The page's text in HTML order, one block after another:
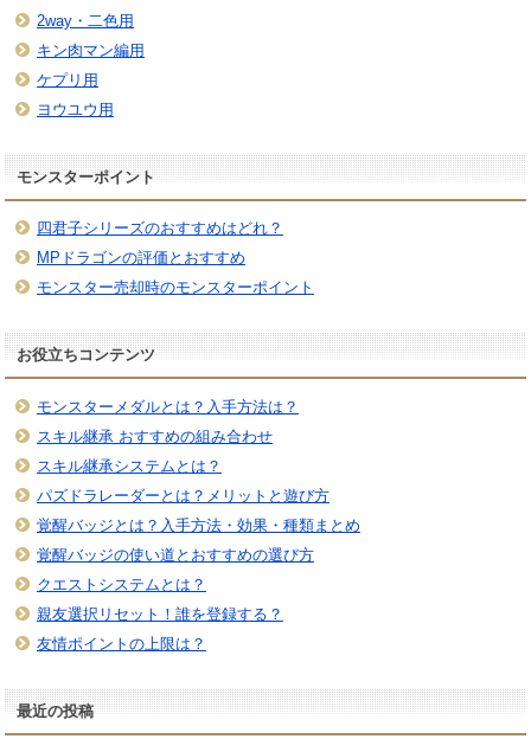
2way・二色用
キン肉マン編用
ケプリ用
ヨウユウ用
モンスターポイント
四君子シリーズのおすすめはどれ？
MPドラゴンの評価とおすすめ
モンスター売却時のモンスターポイント
お役立ちコンテンツ
モンスターメダルとは？入手方法は？
スキル継承 おすすめの組み合わせ
スキル継承システムとは？
パズドラレーダーとは？メリットと遊び方
覚醒バッジとは？入手方法・効果・種類まとめ
覚醒バッジの使い道とおすすめの選び方
クエストシステムとは？
親友選択リセット！誰を登録する？
友情ポイントの上限は？
最近の投稿